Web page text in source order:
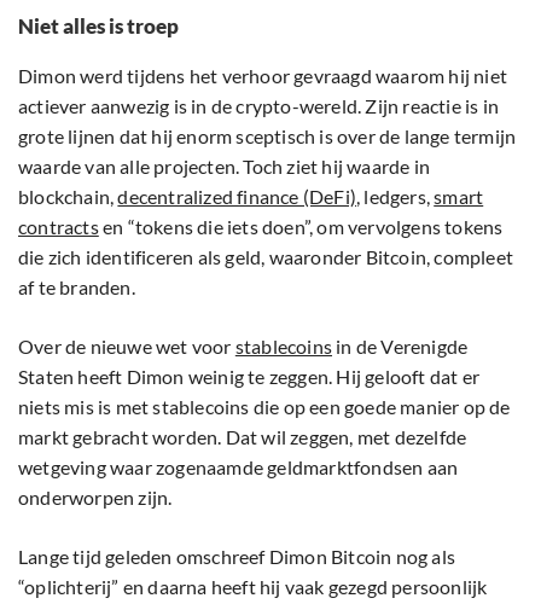
Niet alles is troep
Dimon werd tijdens het verhoor gevraagd waarom hij niet
actiever aanwezig is in de crypto-wereld. Zijn reactie is in
grote lijnen dat hij enorm sceptisch is over de lange termijn
waarde van alle projecten. Toch ziet hij waarde in
blockchain,decentralized finance (DeFi), ledgers,smart
contractsen “tokens die iets doen”, om vervolgens tokens
die zich identificeren als geld, waaronder Bitcoin, compleet
af te branden.
Over de nieuwe wet voor stablecoins in de Verenigde
Staten heeft Dimon weinig te zeggen. Hij gelooft dat er
niets mis is met stablecoins die op een goede manier op de
markt gebracht worden. Dat wil zeggen, met dezelfde
wetgeving waar zogenaamde geldmarktfondsen aan
onderworpen zijn.
Lange tijd geleden omschreef Dimon Bitcoin nog als
“oplichterij” en daarna heeft hij vaak gezegd persoonlijk